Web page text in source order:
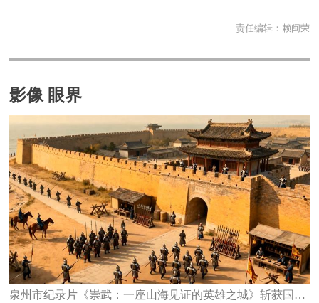
责任编辑： 赖闽荣
影像 眼界
泉州市纪录片《崇武：一座山海见证的英雄之城》斩获国家级大奖